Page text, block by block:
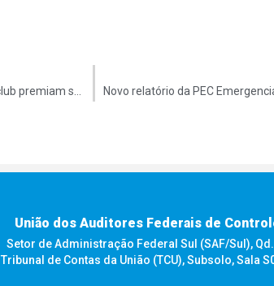
União dos Auditores Federais de
Setor de Administração Federal Sul (SAF/Sul), Qd.
Tribunal de Contas da União (TCU), Subsolo, Sala